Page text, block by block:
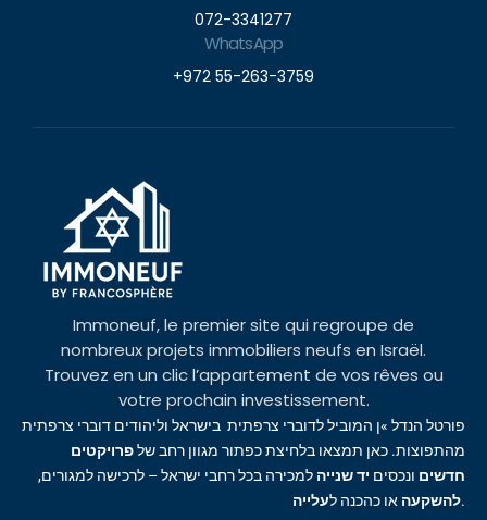
072-3341277
WhatsApp
+972 55-263-3759
Immoneuf, le premier site qui regroupe de
nombreux projets immobiliers neufs en Israël.
Trouvez en un clic l’appartement de vos rêves ou
votre prochain investissement.
פורטל הנדל »ן המוביל לדוברי צרפתית בישראל וליהודים דוברי צרפתית
מהתפוצות. כאן תמצאו בלחיצת כפתור מגוון רחב שלפרויקטים
חדשים ונכסים יד שנייה למכירה בכל רחבי ישראל – לרכישה למגורים,
להשקעה או כהכנה לעלייה .